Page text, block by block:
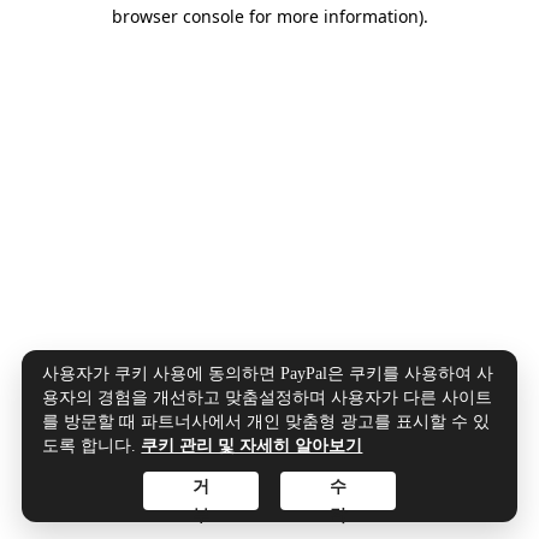
browser console for more information).
사용자가 쿠키 사용에 동의하면 PayPal은 쿠키를 사용하여 사
용자의 경험을 개선하고 맞춤설정하며 사용자가 다른 사이트
를 방문할 때 파트너사에서 개인 맞춤형 광고를 표시할 수 있
도록 합니다. 쿠키 관리 및 자세히 알아보기
수
락
거
부